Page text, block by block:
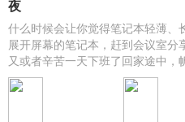
夜
什么时候会让你觉得笔记本轻薄
展开屏幕的笔记本，赶到会议室分
又或者辛苦一天下班了回家途中，